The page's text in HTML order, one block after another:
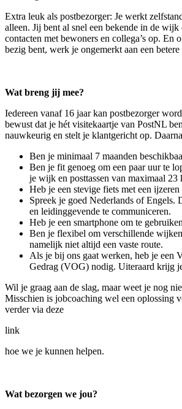
Extra leuk als postbezorger: Je werkt
alleen. Jij bent al snel een bekende in de
contacten met bewoners en collega’s op. En
bezig bent, werk je ongemerkt aan een
Wat breng jij mee?
Iedereen vanaf 16 jaar kan postbezorger
bewust dat je hét visitekaartje van PostNL
nauwkeurig en stelt je klantgericht op.
Ben je minimaal 7 maanden
Ben je fit genoeg om een paar uur te
je wijk en posttassen van maximaal 23
Heb je een stevige fiets met een ijzeren
Spreek je goed Nederlands of Engels.
en leidinggevende te communiceren.
Heb je een smartphone om te
Ben je flexibel om verschillende
namelijk niet altijd een vaste route.
Als je bij ons gaat werken, heb je een
Gedrag (VOG) nodig. Uiteraard krijg
Wil je graag aan de slag, maar weet je nog
Misschien is jobcoaching wel een oplossing
verder via deze
link
hoe we je kunnen helpen.
Wat bezorgen we jou?